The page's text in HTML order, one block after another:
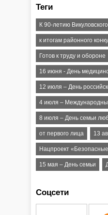
Теги
К 90-летию
к итогам районного
Готов к труду и обороне
16 июня - День
12 июля – День
4 июля –
8 июля – День семьи
от первого лица 13
Нацпроект
15 мая – День семьи
Соцсети